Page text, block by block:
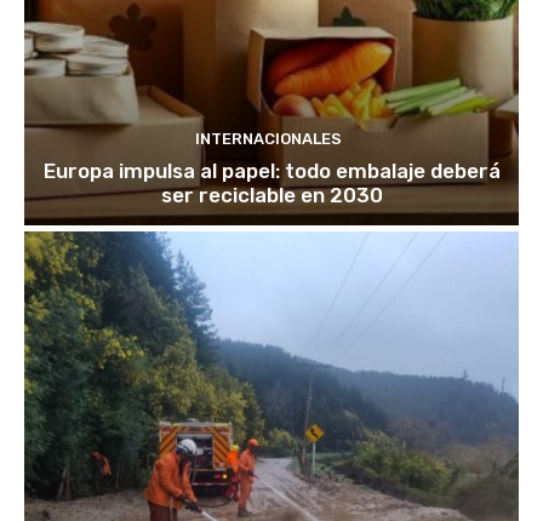
INTERNACIONALES
Europa impulsa al papel: todo embalaje deberá
ser reciclable en 2030